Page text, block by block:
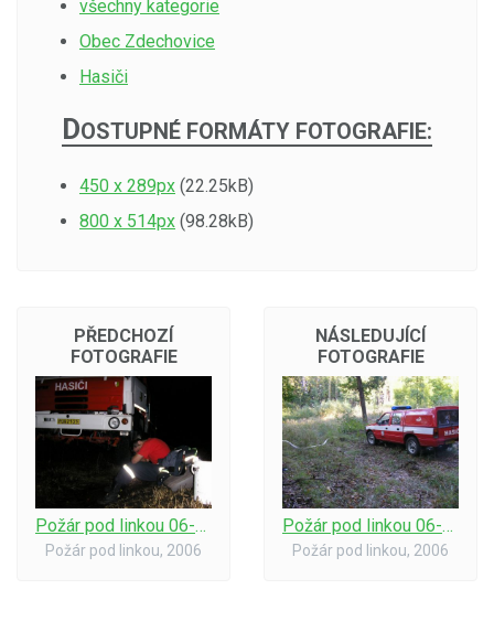
všechny kategorie
Obec Zdechovice
Hasiči
DOSTUPNÉ FORMÁTY FOTOGRAFIE:
450 x 289px (22.25kB)
800 x 514px (98.28kB)
PŘEDCHOZÍ
FOTOGRAFIE
Požár pod linkou 06-odpočinek po zásahu
Požár pod linkou, 2006
NÁSLEDUJÍCÍ
FOTOGRAFIE
Požár pod linkou 06-škoda,že už je pryč...
Požár pod linkou, 2006